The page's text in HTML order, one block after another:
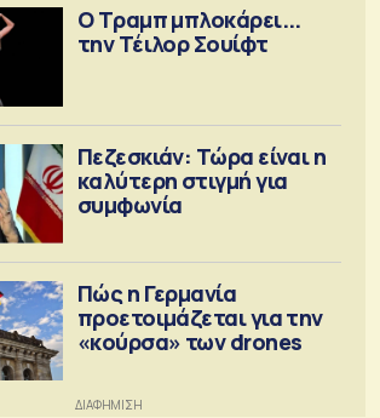
Ο Τραμπ μπλοκάρει...
την Τέιλορ Σουίφτ
Πεζεσκιάν: Τώρα είναι η
καλύτερη στιγμή για
συμφωνία
Πώς η Γερμανία
προετοιμάζεται για την
«κούρσα» των drones